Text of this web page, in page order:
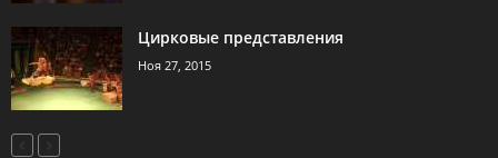
Цирковые представления
Ноя 27, 2015